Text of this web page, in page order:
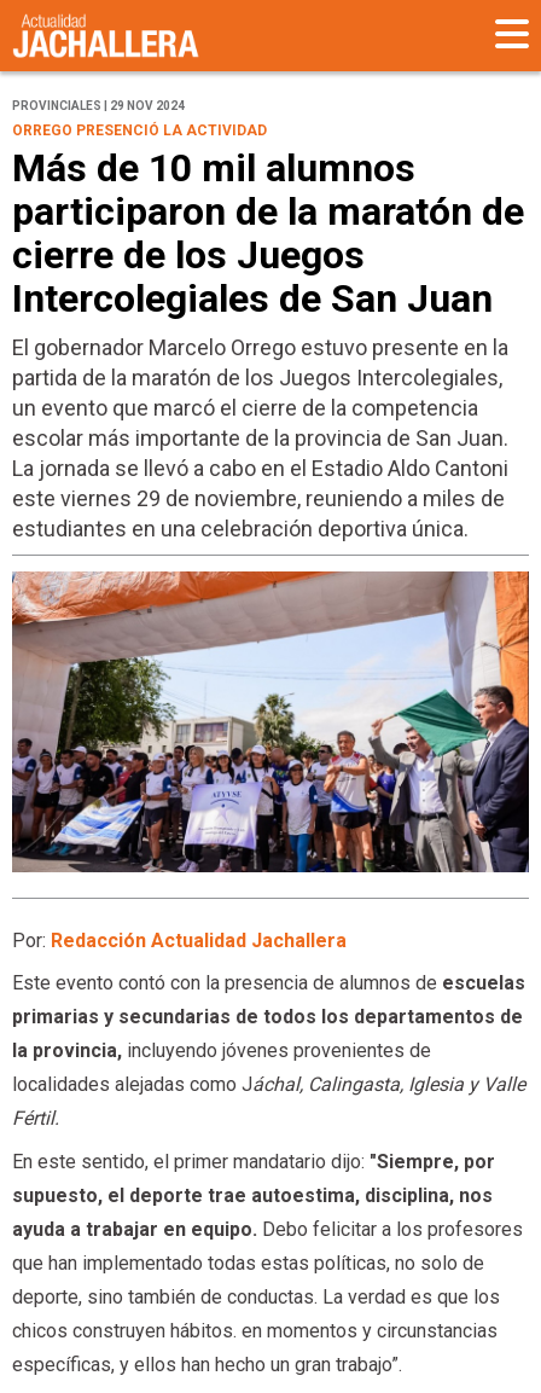
PROVINCIALES | 29 NOV 2024
ORREGO PRESENCIÓ LA ACTIVIDAD
Más de 10 mil alumnos
participaron de la maratón de
cierre de los Juegos
Intercolegiales de San Juan
El gobernador Marcelo Orrego estuvo presente en la
partida de la maratón de los Juegos Intercolegiales,
un evento que marcó el cierre de la competencia
escolar más importante de la provincia de San Juan.
La jornada se llevó a cabo en el Estadio Aldo Cantoni
este viernes 29 de noviembre, reuniendo a miles de
estudiantes en una celebración deportiva única.
Por: Redacción Actualidad Jachallera
Este evento contó con la presencia de alumnos de escuelas
primarias y secundarias de todos los departamentos de
la provincia, incluyendo jóvenes provenientes de
localidades alejadas como Jáchal, Calingasta, Iglesia y Valle
Fértil.
En este sentido, el primer mandatario dijo: "Siempre, por
supuesto, el deporte trae autoestima, disciplina, nos
ayuda a trabajar en equipo. Debo felicitar a los profesores
que han implementado todas estas políticas, no solo de
deporte, sino también de conductas. La verdad es que los
chicos construyen hábitos. en momentos y circunstancias
específicas, y ellos han hecho un gran trabajo”.